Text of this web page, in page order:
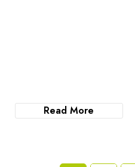
Read More